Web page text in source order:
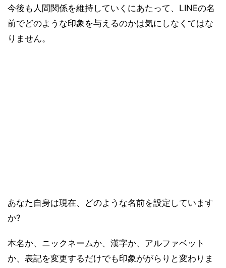
今後も人間関係を維持していくにあたって、LINEの名
前でどのような印象を与えるのかは気にしなくてはな
りません。
あなた自身は現在、どのような名前を設定しています
か?
本名か、ニックネームか、漢字か、アルファベット
か、表記を変更するだけでも印象ががらりと変わりま